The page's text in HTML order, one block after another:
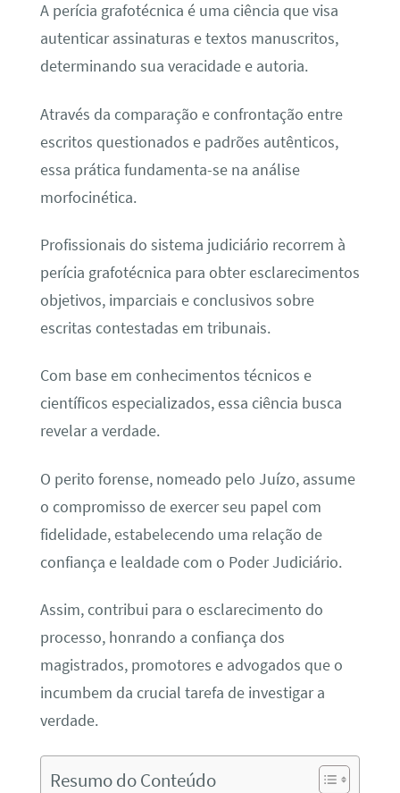
A perícia grafotécnica é uma ciência que visa
autenticar assinaturas e textos manuscritos,
determinando sua veracidade e autoria.
Através da comparação e confrontação entre
escritos questionados e padrões autênticos,
essa prática fundamenta-se na análise
morfocinética.
Profissionais do sistema judiciário recorrem à
perícia grafotécnica para obter esclarecimentos
objetivos, imparciais e conclusivos sobre
escritas contestadas em tribunais.
Com base em conhecimentos técnicos e
científicos especializados, essa ciência busca
revelar a verdade.
O perito forense, nomeado pelo Juízo, assume
o compromisso de exercer seu papel com
fidelidade, estabelecendo uma relação de
confiança e lealdade com o Poder Judiciário.
Assim, contribui para o esclarecimento do
processo, honrando a confiança dos
magistrados, promotores e advogados que o
incumbem da crucial tarefa de investigar a
verdade.
Resumo do Conteúdo